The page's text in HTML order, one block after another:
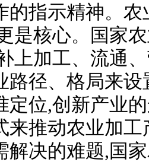
的指示精神。
是核心。国家
上加工、流通
路径、格局来
定位,创新产业
来推动农业加
解决的难题,国